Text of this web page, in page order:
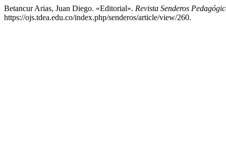
Betancur Arias, Juan Diego. «Editorial». Revista Senderos
https://ojs.tdea.edu.co/index.php/senderos/article/view/260.